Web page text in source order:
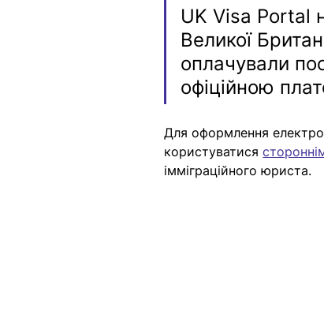
UK Visa Portal
Великої
оплачували
офіційною
Для оформлення
користуватися
імміграційного юриста.